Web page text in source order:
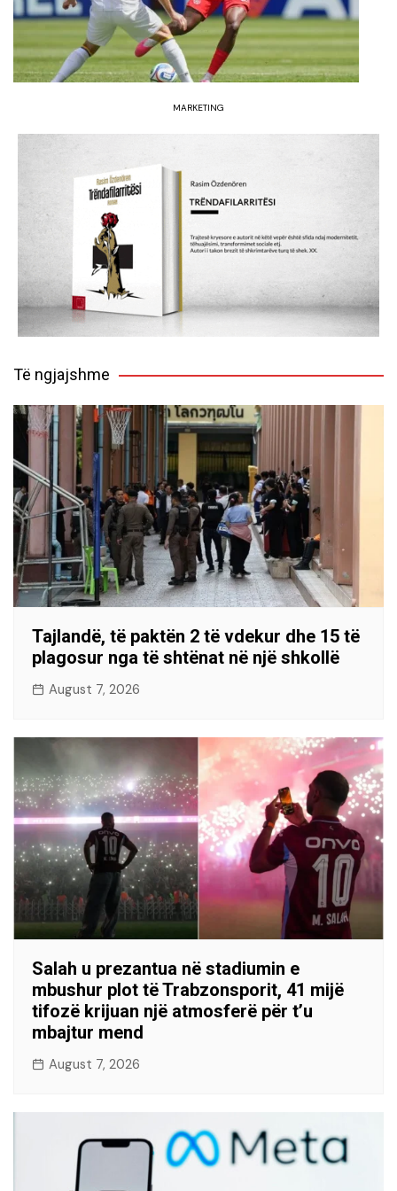
MARKETING
Të ngjajshme
Tajlandë, të paktën 2 të vdekur dhe 15 të
plagosur nga të shtënat në një shkollë
August 7, 2026
Salah u prezantua në stadiumin e
mbushur plot të Trabzonsporit, 41 mijë
tifozë krijuan një atmosferë për t’u
mbajtur mend
August 7, 2026